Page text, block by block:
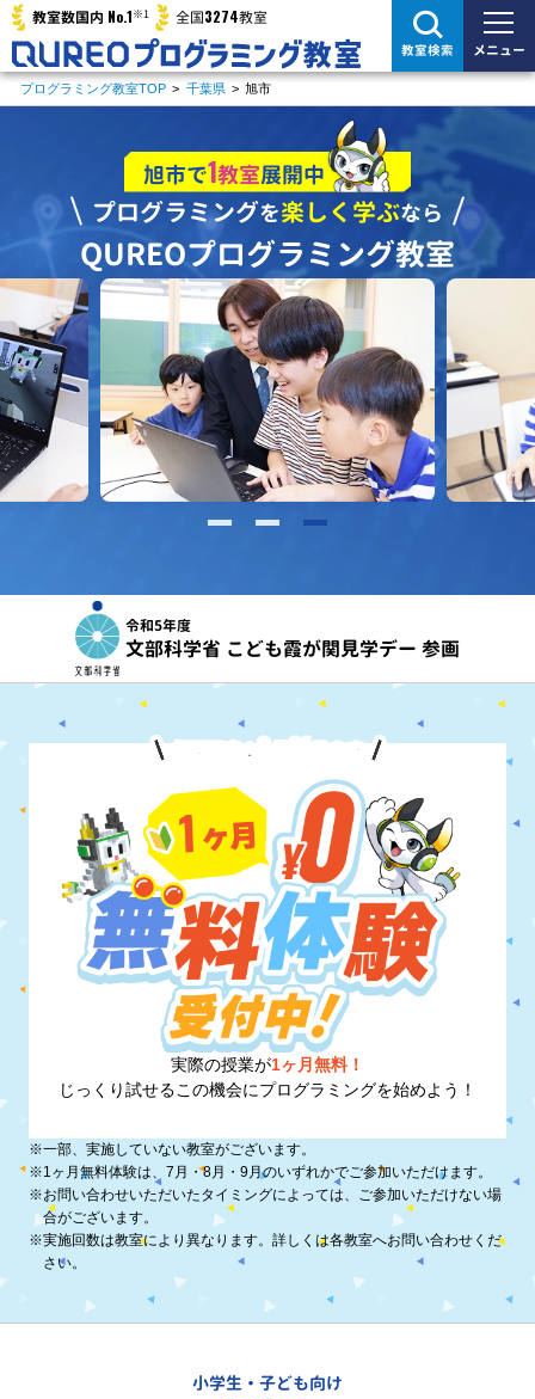
教室数国内 No.1※1 全国3274教室
教室検索 メニュー
プログラミング教室TOP > 千葉県 > 旭市
旭市で1教室展開中
プログラミングを楽しく学ぶなら
QUREOプログラミング教室
令和5年度
文部科学省 こども霞が関見学デー 参画
期間限定！8月 31 まで
実際の授業が1ヶ月無料！
じっくり試せるこの機会にプログラミングを始めよう！
※一部、実施していない教室がございます。
※1ヶ月無料体験は、7月・8月・9月のいずれかでご参加いただけます。
※お問い合わせいただいたタイミングによっては、ご参加いただけない場
合がございます。
※実施回数は教室により異なります。詳しくは各教室へお問い合わせくだ
さい。
小学生・子ども向け